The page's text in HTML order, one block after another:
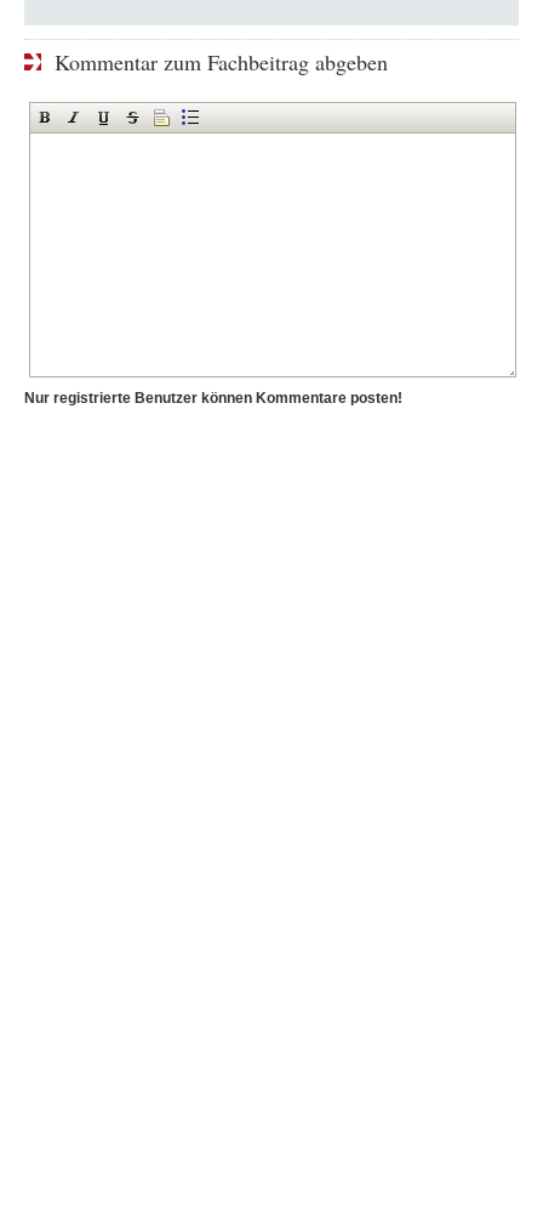
Kommentar zum Fachbeitrag abgeben
Nur registrierte Benutzer können Kommentare posten!